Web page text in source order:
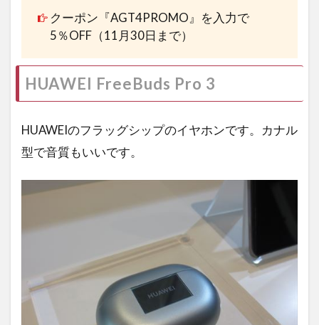
クーポン『AGT4PROMO』を入力で
5％OFF（11月30日まで）
HUAWEI FreeBuds Pro 3
HUAWEIのフラッグシップのイヤホンです。カナル
型で音質もいいです。